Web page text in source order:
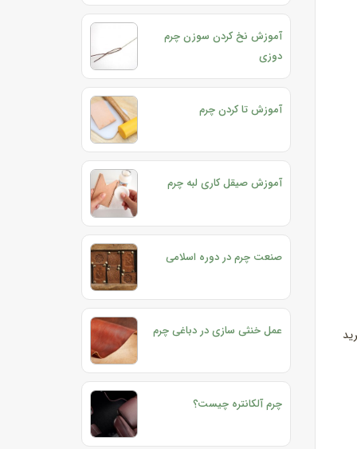
آموزش نخ کردن سوزن چرم
دوزی
آموزش تا کردن چرم
آموزش صیقل کاری لبه چرم
صنعت چرم در دوره اسلامی
عمل خنثی سازی در دباغی چرم
چرم آلکانتره چیست؟